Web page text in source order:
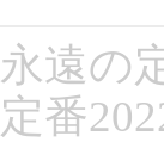
永遠の
定番